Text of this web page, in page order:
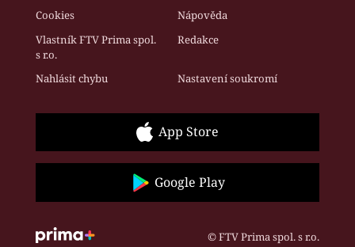
Cookies
Nápověda
Vlastník FTV Prima spol.
s r.o.
Redakce
Nahlásit chybu Nastavení soukromí
App Store
Google Play
© FTV Prima spol. s r.o.